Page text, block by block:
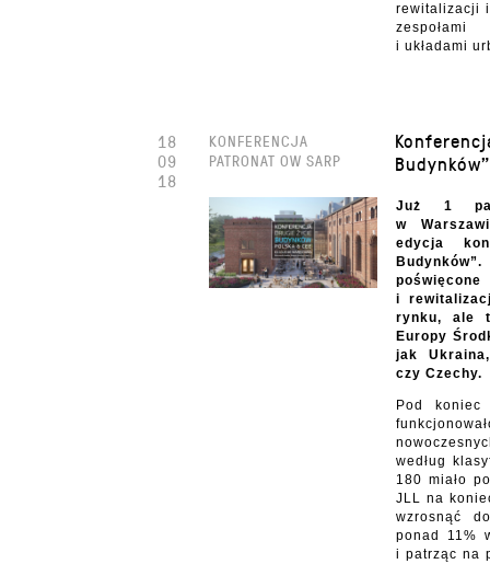
rewitalizacji
i układami
Budynków”
KONFERENCJA
PATRONAT OW SARP
Już 1
w
edycja
Budynków”.
poświę
i
rynku, ale
Europy
jak
czy Czechy.
Pod koniec
według
180 miało
JLL na
wzrosnąć
ponad 11%
i patrząc na
18
09
18